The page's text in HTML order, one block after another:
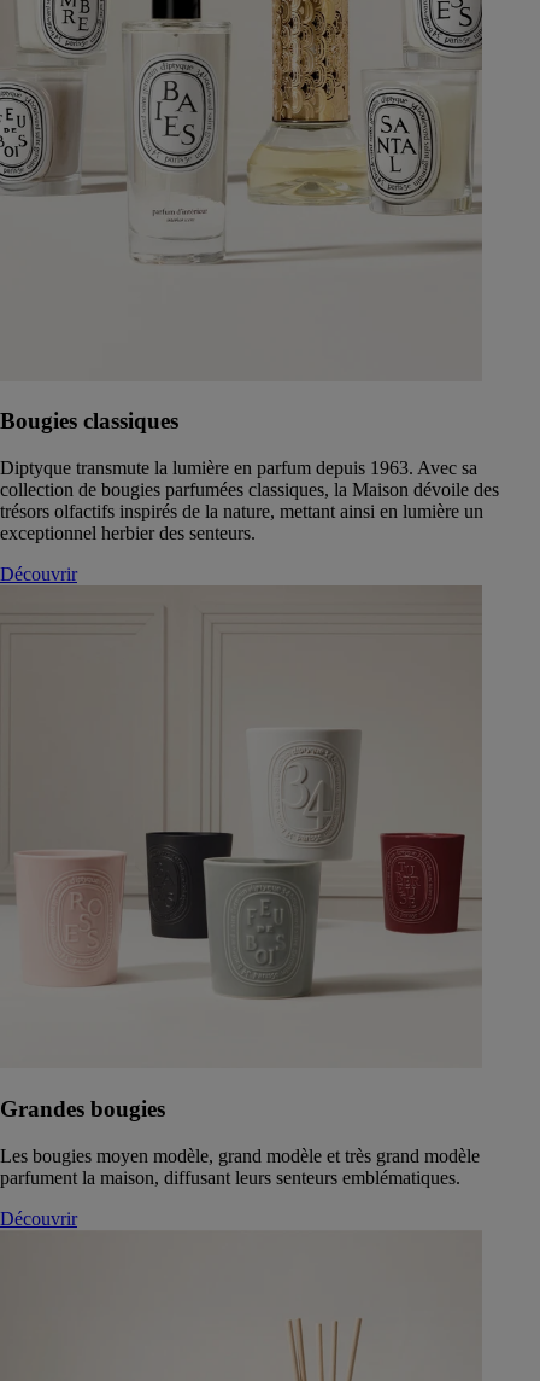
Bougies classiques
Diptyque transmute la lumière en parfum depuis 1963. Avec sa
collection de bougies parfumées classiques, la Maison dévoile des
trésors olfactifs inspirés de la nature, mettant ainsi en lumière un
exceptionnel herbier des senteurs.
Découvrir
Grandes bougies
Les bougies moyen modèle, grand modèle et très grand modèle
parfument la maison, diffusant leurs senteurs emblématiques.
Découvrir